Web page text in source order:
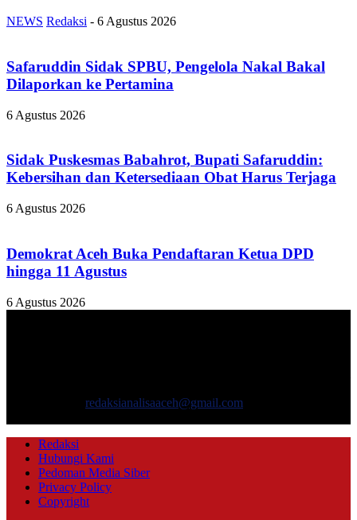
NEWS Redaksi - 6 Agustus 2026
Safaruddin Sidak SPBU, Pengelola Nakal Bakal
Dilaporkan ke Pertamina
6 Agustus 2026
Sidak Puskesmas Babahrot, Bupati Safaruddin:
Kebersihan dan Ketersediaan Obat Harus Terjaga
6 Agustus 2026
Demokrat Aceh Buka Pendaftaran Ketua DPD
hingga 11 Agustus
6 Agustus 2026
redaksianalisaaceh@gmail.com
Redaksi
Hubungi Kami
Pedoman Media Siber
Privacy Policy
Copyright